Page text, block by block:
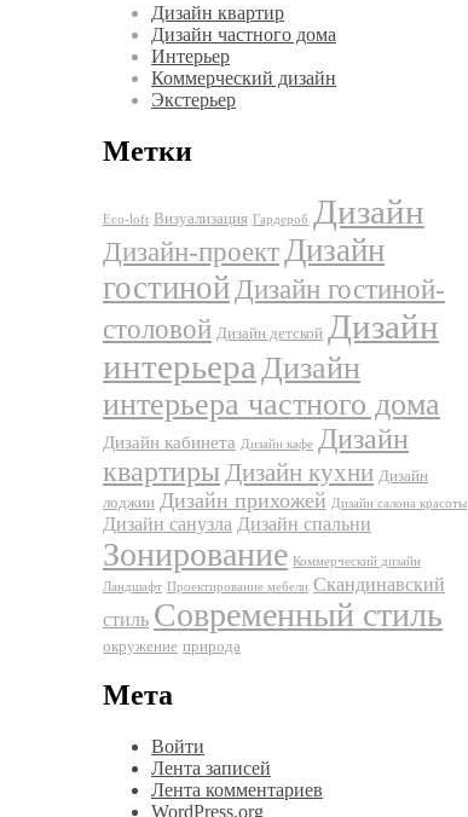
Дизайн квартир
Дизайн частного дома
Интерьер
Коммерческий дизайн
Экстерьер
Метки
Eco-loft Визуализация Гардероб Дизайн
Дизайн-проект Дизайн
гостиной Дизайн гостиной-
столовой Дизайн детской Дизайн
интерьера Дизайн
интерьера частного дома
Дизайн кабинета Дизайн кафе Дизайн
квартиры Дизайн кухни Дизайн
лоджии Дизайн прихожей Дизайн салона красоты
Дизайн санузла Дизайн спальни
Зонирование Коммерческий дизайн
Ландшафт Проектирование мебели Скандинавский
стиль Современный стиль
окружение природа
Мета
Войти
Лента записей
Лента комментариев
WordPress.org